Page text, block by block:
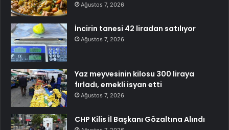
Ağustos 7, 2026
İncirin tanesi 42 liradan satılıyor
Ağustos 7, 2026
Yaz meyvesinin kilosu 300 liraya
fırladı, emekli isyan etti
Ağustos 7, 2026
CHP Kilis İl Başkanı Gözaltına Alındı